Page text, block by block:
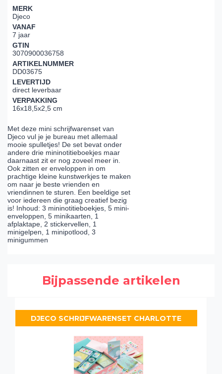
MERK
Djeco
VANAF
7 jaar
GTIN
3070900036758
ARTIKELNUMMER
DD03675
LEVERTIJD
direct leverbaar
VERPAKKING
16x18,5x2,5 cm
Met deze mini schrijfwarenset van
Djeco vul je je bureau met allemaal
mooie spulletjes! De set bevat onder
andere drie mininotitieboekjes maar
daarnaast zit er nog zoveel meer in.
Ook zitten er enveloppen in om
prachtige kleine kunstwerkjes te maken
om naar je beste vrienden en
vriendinnen te sturen. Een beeldige set
voor iedereen die graag creatief bezig
is! Inhoud: 3 mininotitieboekjes, 5 mini-
enveloppen, 5 minikaarten, 1
afplaktape, 2 stickervellen, 1
minigelpen, 1 minipotlood, 3
minigummen
Bijpassende artikelen
DJECO SCHRIJFWARENSET CHARLOTTE